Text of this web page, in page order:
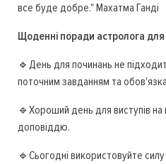
все буде добре." Махатма Ганді
Щоденні поради астролога для
🔹День для починань не
поточним завданням та
🔹Хороший день для виступів на
доповіддю.
🔹Сьогодні використовуйте